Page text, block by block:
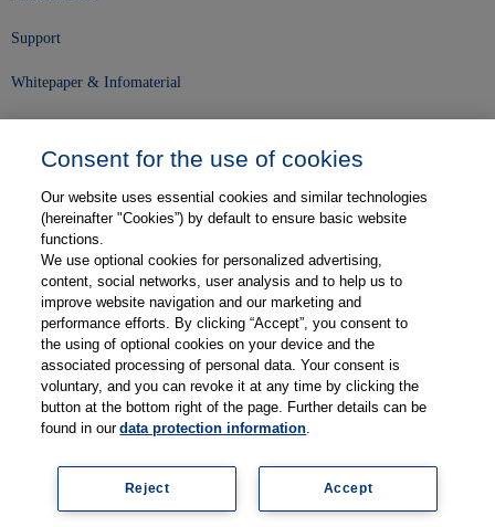
Support
Whitepaper & Infomaterial
Karriere
Kontakt
Web-Semniare
Anwenderberichte
Partner
Impressum Datenschutz Kontakt AGB
Consent for the use of cookies
Our website uses essential cookies and similar technologies
(hereinafter "Cookies”) by default to ensure basic website
functions.
We use optional cookies for personalized advertising,
content, social networks, user analysis and to help us to
improve website navigation and our marketing and
performance efforts. By clicking “Accept”, you consent to
the using of optional cookies on your device and the
associated processing of personal data. Your consent is
voluntary, and you can revoke it at any time by clicking the
button at the bottom right of the page. Further details can be
found in ourdata protection information.
Accept
Reject